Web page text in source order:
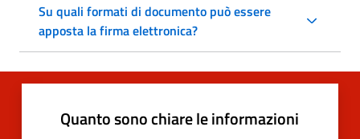
Su quali formati di documento può essere
apposta la firma elettronica?
Quanto sono chiare le informazioni